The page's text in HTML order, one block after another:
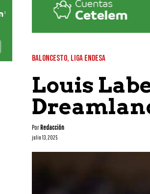
BALONCESTO, LIGA ENDESA
Louis
PorRedacción
julio 13, 2025